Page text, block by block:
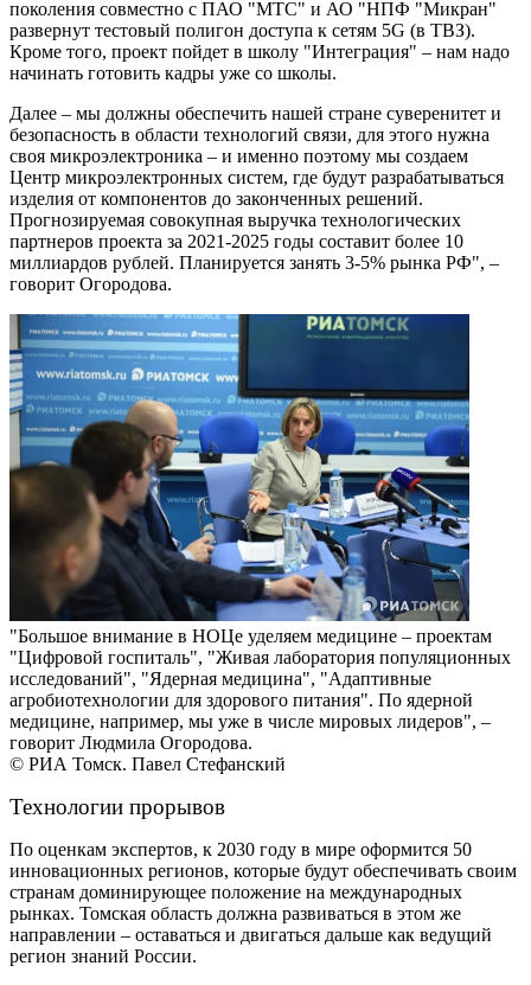
поколения совместно с ПАО "МТС" и АО "НПФ "Микран"
развернут тестовый полигон доступа к сетям 5G (в ТВЗ).
Кроме того, проект пойдет в школу "Интеграция" – нам надо
начинать готовить кадры уже со школы.
Далее – мы должны обеспечить нашей стране суверенитет и
безопасность в области технологий связи, для этого нужна
своя микроэлектроника – и именно поэтому мы создаем
Центр микроэлектронных систем, где будут разрабатываться
изделия от компонентов до законченных решений.
Прогнозируемая совокупная выручка технологических
партнеров проекта за 2021-2025 годы составит более 10
миллиардов рублей. Планируется занять 3-5% рынка РФ", –
говорит Огородова.
"Большое внимание в НОЦе уделяем медицине – проектам
"Цифровой госпиталь", "Живая лаборатория популяционных
исследований", "Ядерная медицина", "Адаптивные
агробиотехнологии для здорового питания". По ядерной
медицине, например, мы уже в числе мировых лидеров", –
говорит Людмила Огородова.
© РИА Томск. Павел Стефанский
Технологии прорывов
По оценкам экспертов, к 2030 году в мире оформится 50
инновационных регионов, которые будут обеспечивать своим
странам доминирующее положение на международных
рынках. Томская область должна развиваться в этом же
направлении – оставаться и двигаться дальше как ведущий
регион знаний России.